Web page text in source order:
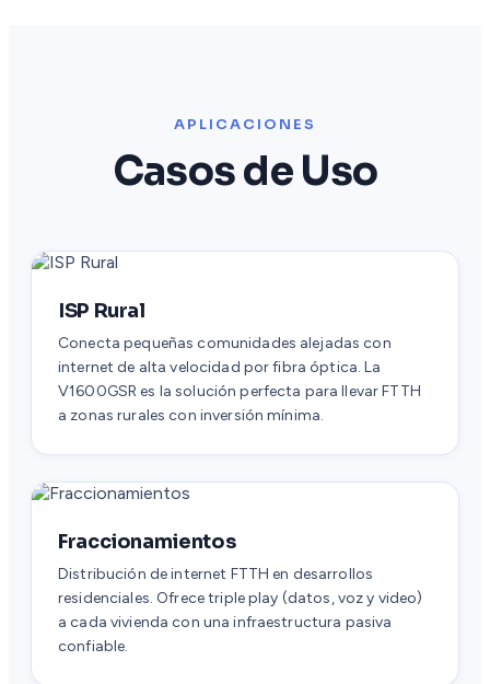
APLICACIONES
Casos de Uso
ISP Rural
Conecta pequeñas comunidades alejadas con
internet de alta velocidad por fibra óptica. La
V1600GSR es la solución perfecta para llevar FTTH
a zonas rurales con inversión mínima.
Fraccionamientos
Distribución de internet FTTH en desarrollos
residenciales. Ofrece triple play (datos, voz y video)
a cada vivienda con una infraestructura pasiva
confiable.